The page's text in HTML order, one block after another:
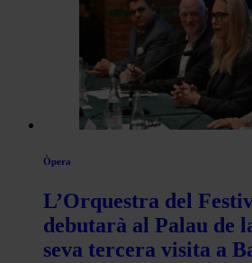
Òpera
L’Orquestra del
debutarà al Palau de
seva tercera visita a